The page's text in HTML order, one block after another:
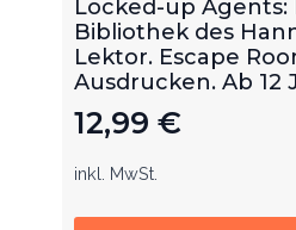
Locked-up Agents:
Bibliothek des
Lektor. Escape
Ausdrucken. Ab 12
12,99 €
inkl. MwSt.